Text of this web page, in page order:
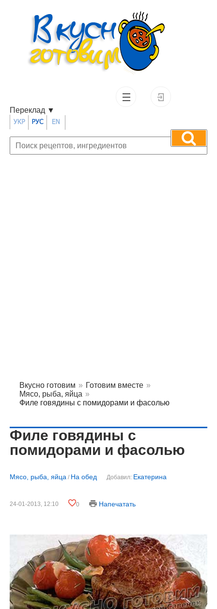
Переклад ▼
Вкусно готовим » Готовим вместе »
Мясо, рыба, яйца »
Филе говядины с помидорами и фасолью
Филе говядины с
помидорами и фасолью
Мясо, рыба, яйца / На обед Добавил: Екатерина
24-01-2013, 12:10 0 Напечатать